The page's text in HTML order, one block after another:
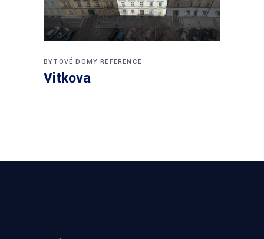
BYTOVÉ DOMY REFERENCE
Vitkova